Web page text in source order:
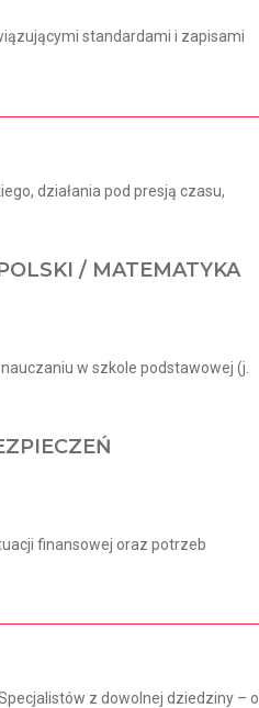
standardami i zapisami
działania pod presją czasu,
/ MATEMATYKA
w szkole podstawowej (j.
finansowej oraz potrzeb
z dowolnej dziedziny –